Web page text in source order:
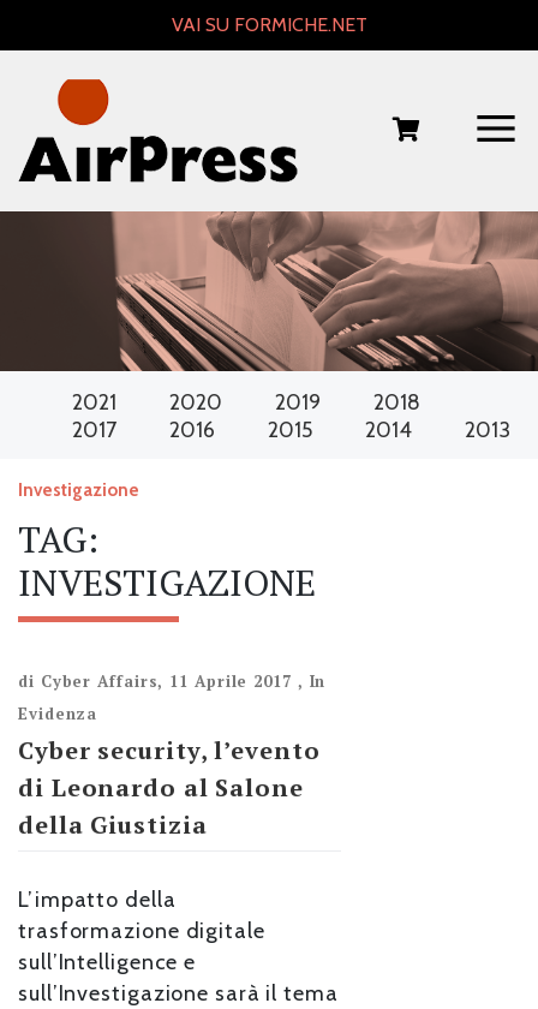
VAI SU FORMICHE.NET
2021 2020 2019
2018
2017
2016 2015 2014 2013
Investigazione
TAG:
INVESTIGAZIONE
di Cyber Affairs, 11 Aprile 2017 , In
Evidenza
Cyber security, l’evento
di Leonardo al Salone
della Giustizia
L’impatto della
trasformazione digitale
sull’Intelligence e
sull’Investigazione sarà il tema